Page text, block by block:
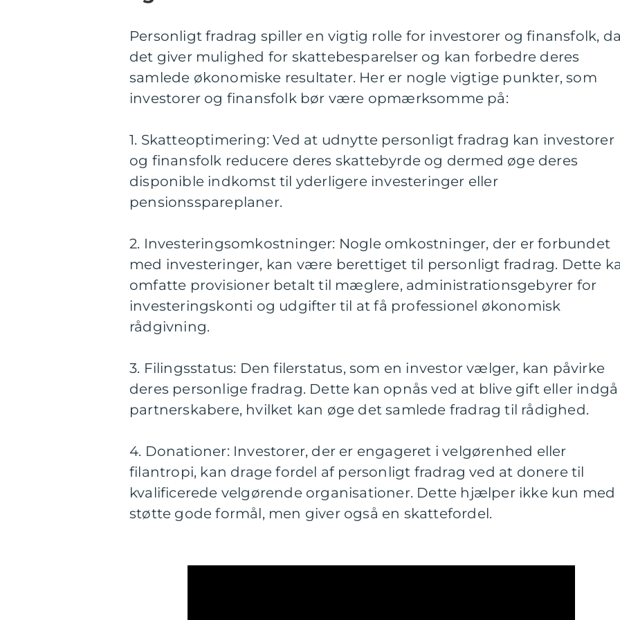
Personligt fradrag spiller en vigtig rolle for investorer og finansfolk,
det giver mulighed for skattebesparelser og kan forbedre deres
samlede økonomiske resultater. Her er nogle vigtige punkter, som
investorer og finansfolk bør være opmærksomme på:
1. Skatteoptimering: Ved at udnytte personligt fradrag kan investorer
og finansfolk reducere deres skattebyrde og dermed øge deres
disponible indkomst til yderligere investeringer eller
pensionsspareplaner.
2. Investeringsomkostninger: Nogle omkostninger, der er forbundet
med investeringer, kan være berettiget til personligt fradrag. Dette
omfatte provisioner betalt til mæglere, administrationsgebyrer for
investeringskonti og udgifter til at få professionel økonomisk
rådgivning.
3. Filingsstatus: Den filerstatus, som en investor vælger, kan påvirke
deres personlige fradrag. Dette kan opnås ved at blive gift eller
partnerskabere, hvilket kan øge det samlede fradrag til rådighed.
4. Donationer: Investorer, der er engageret i velgørenhed eller
filantropi, kan drage fordel af personligt fradrag ved at donere til
kvalificerede velgørende organisationer. Dette hjælper ikke kun med
støtte gode formål, men giver også en skattefordel.